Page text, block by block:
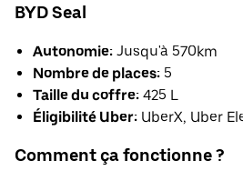
BYD Seal
Autonomie: Jusqu'à 570km
Nombre de places: 5
Taille du coffre: 425 L
Éligibilité Uber: UberX, Uber
Comment ça fonctionne ?